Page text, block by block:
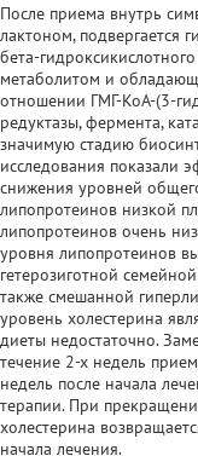
После приема внутрь
лактоном, подвергается
бета-
метаболитом и
отношении ГМГ-КоА-(3-
редуктазы, фермента,
значимую стадию
исследования показали
снижения уровней
липопротеинов низкой
липопротеинов очень
уровня липопротеинов
гетерозиготной
также смешанной
уровень холестерина
диеты недостаточно.
течение 2-х недель
недель после начала
терапии. При
холестерина
начала лечения.